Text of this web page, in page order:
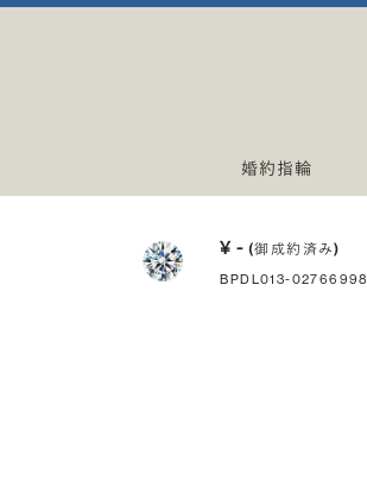
婚約指輪
¥ -(御成約済み)
BPDL013-02766998